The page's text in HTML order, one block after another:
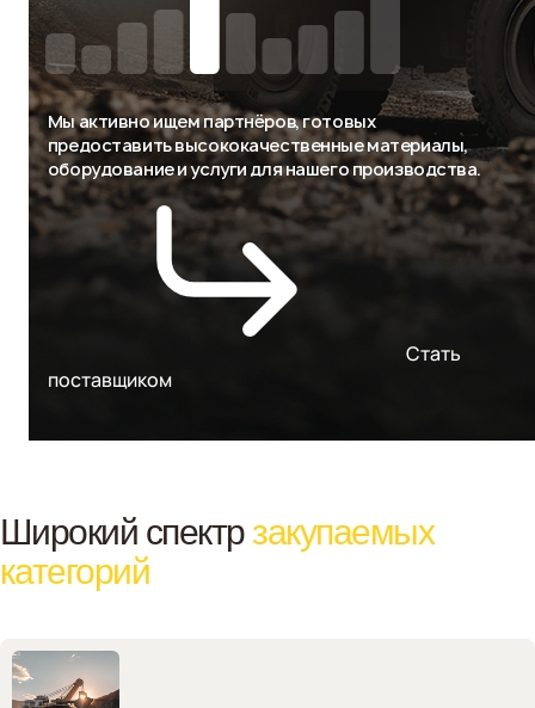
Мы активно ищем партнёров, готовых
предоставить высококачественные материалы,
оборудование и услуги для нашего производства.
Стать
поставщиком
Широкий спектр закупаемых
категорий